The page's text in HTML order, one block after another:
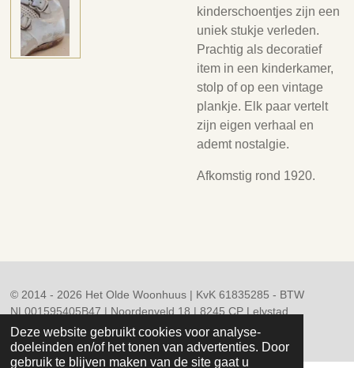
Deze website gebruikt cookies voor analyse-
doeleinden en/of het tonen van advertenties. Door
gebruik te blijven maken van de site gaat u
kinderschoentjes zijn een
uniek stukje verleden.
Prachtig als decoratief
item in een kinderkamer,
stolp of op een vintage
plankje. Elk paar vertelt
zijn eigen verhaal en
ademt nostalgie.
Afkomstig rond 1920.
© 2014 - 2026 Het Olde Woonhuus | KvK 61835285 - BTW
NL001595405B47 | Noordenveld 18 | 8245 CP Lelystad
Powered byJouwWeb